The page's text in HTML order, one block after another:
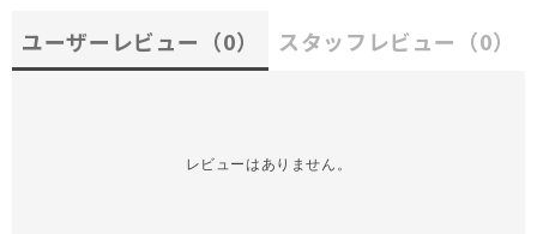
ユーザーレビュー （0） スタッフレビュー （0）
レビューはありません。